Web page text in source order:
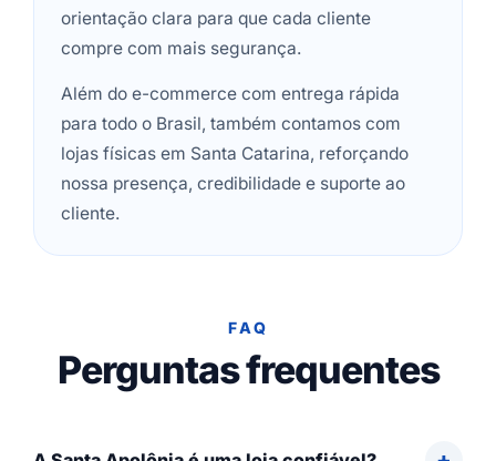
orientação clara para que cada cliente
compre com mais segurança.
Além do e-commerce com entrega rápida
para todo o Brasil, também contamos com
lojas físicas em Santa Catarina, reforçando
nossa presença, credibilidade e suporte ao
cliente.
FAQ
Perguntas frequentes